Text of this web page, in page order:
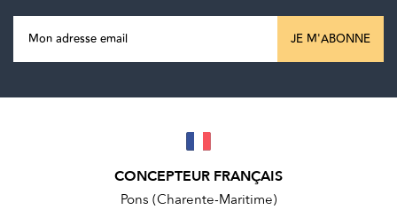
JE M'ABONNE
CONCEPTEUR FRANÇAIS
Pons (Charente-Maritime)